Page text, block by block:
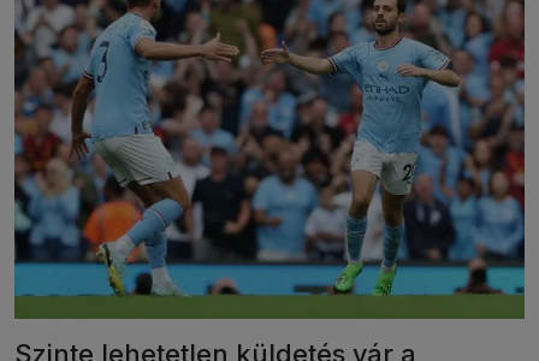
Szinte lehetetlen küldetés vár a